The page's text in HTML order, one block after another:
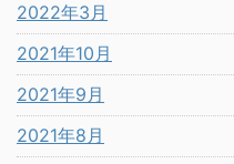
2022年3月
2021年10月
2021年9月
2021年8月